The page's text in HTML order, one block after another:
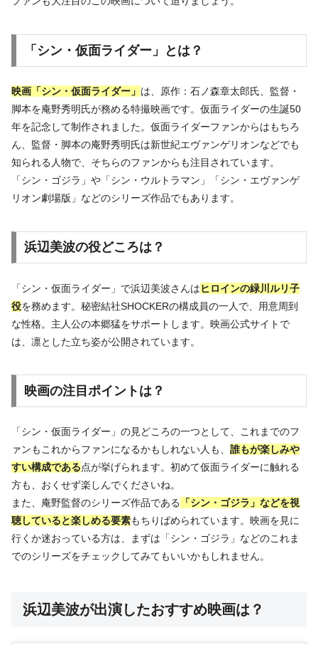
「シン・仮面ライダー」とは？
映画「シン・仮面ライダー」 は、原作：石ノ森章太郎氏、監督・
脚本を庵野秀明氏が務める特撮映画です。仮面ライダーの生誕50
年を記念して制作されました。仮面ライダーファンからはもちろ
ん、監督・脚本の庵野秀明氏は新世紀エヴァンゲリオンなどでも
知られる人物で、そちらのファンからも注目されています。
「シン・ゴジラ」や「シン・ウルトラマン」「シン・エヴァンゲ
リオン劇場版」などのシリーズ作品でもあります。
浜辺美波の役どころは？
「シン・仮面ライダー」で浜辺美波さんはヒロインの緑川ルリ子
役を務めます。秘密結社SHOCKERの構成員の一人で、用意周到
な性格。主人公の本郷猛をサポートします。映画公式サイトで
は、凛とした立ち姿が公開されています。
映画の注目ポイントは？
「シン・仮面ライダー」の見どころの一つとして、これまでのフ
ァンもこれからファンになるかもしれない人も、 誰もが楽しみや
すい構成である点が挙げられます。初めて仮面ライダーに触れる
方も、おくせず楽しんでくださいね。
また、庵野監督のシリーズ作品である
「シン・ゴジラ」などを視
聴していると楽しめる要素もちりばめられています。映画を見に
行くか迷おっている方は、まずは「シン・ゴジラ」などのこれま
でのシリーズをチェックしてみてもいいかもしれません。
浜辺美波が出演したおすすめ映画は？